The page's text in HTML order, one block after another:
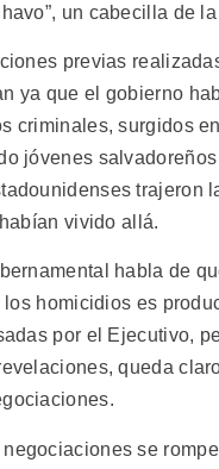
un cabecilla de
previas
ya que el gobierno
criminales, surgidos
jóvenes
trajeron
vivido allá.
habla de
homicidios es
por el Ejecutivo,
queda
se